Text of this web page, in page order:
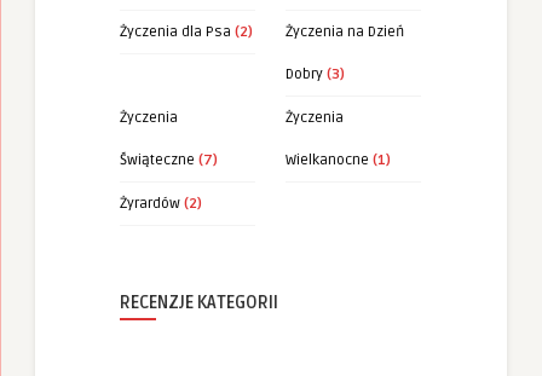
Życzenia dla Psa (2) Życzenia na Dzień
Dobry (3)
Życzenia
Świąteczne (7)
Życzenia
Wielkanocne (1)
Żyrardów (2)
RECENZJE KATEGORII